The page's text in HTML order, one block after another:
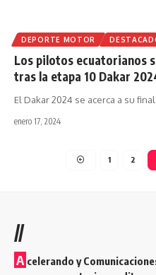
DEPORTE MOTOR
Los pilotos ecuatorianos
tras la etapa 10 Dakar
El Dakar 2024 se acerca a su
enero 17, 2024
1 2
//
A celerando y